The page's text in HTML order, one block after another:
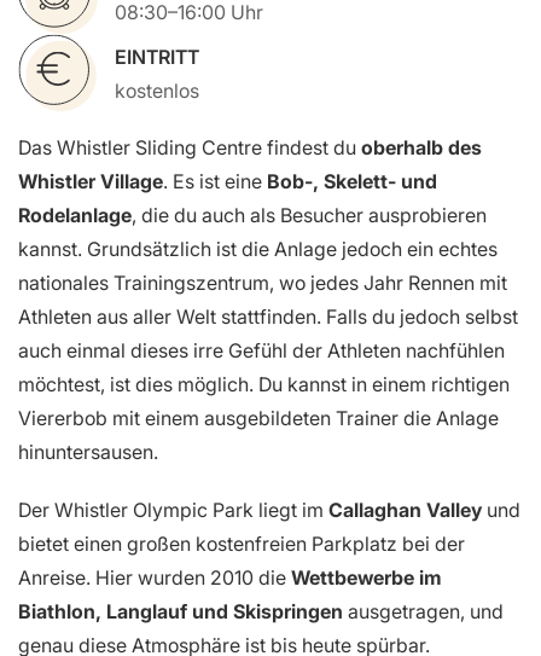
08:30–16:00 Uhr
EINTRITT
kostenlos
Das Whistler Sliding Centre findest du oberhalb des
Whistler Village. Es ist eine Bob-, Skelett- und
Rodelanlage, die du auch als Besucher ausprobieren
kannst. Grundsätzlich ist die Anlage jedoch ein echtes
nationales Trainingszentrum, wo jedes Jahr Rennen mit
Athleten aus aller Welt stattfinden. Falls du jedoch selbst
auch einmal dieses irre Gefühl der Athleten nachfühlen
möchtest, ist dies möglich. Du kannst in einem richtigen
Viererbob mit einem ausgebildeten Trainer die Anlage
hinuntersausen.
Der Whistler Olympic Park liegt im Callaghan Valley und
bietet einen großen kostenfreien Parkplatz bei der
Anreise. Hier wurden 2010 die Wettbewerbe im
Biathlon, Langlauf und Skispringen ausgetragen, und
genau diese Atmosphäre ist bis heute spürbar.